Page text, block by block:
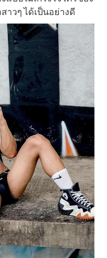
าวๆ ได้เป็นอย่างดี